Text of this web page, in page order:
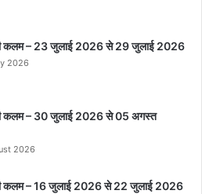
कलम – 23 जुलाई 2026 से 29 जुलाई 2026
2026
कलम – 30 जुलाई 2026 से 05 अगस्त
2026
कलम – 16 जुलाई 2026 से 22 जुलाई 2026